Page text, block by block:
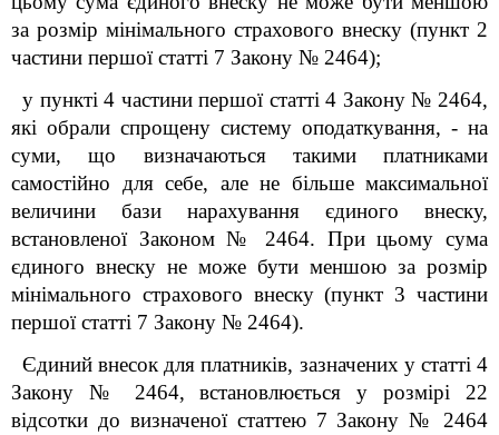
за розмір мінімального страхового внеску (пункт 2
частини першої статті 7 Закону № 2464);
у пункті 4 частини першої статті 4 Закону № 2464,
які обрали спрощену систему оподаткування, - на
суми, що визначаються такими платниками
самостійно для себе, але не більше максимальної
величини бази нарахування єдиного внеску,
встановленої Законом № 2464. При цьому сума
єдиного внеску не може бути меншою за розмір
мінімального страхового внеску (пункт 3 частини
першої статті 7 Закону № 2464).
Єдиний внесок для платників, зазначених у статті 4
Закону № 2464, встановлюється у розмірі 22
відсотки до визначеної статтею 7 Закону № 2464